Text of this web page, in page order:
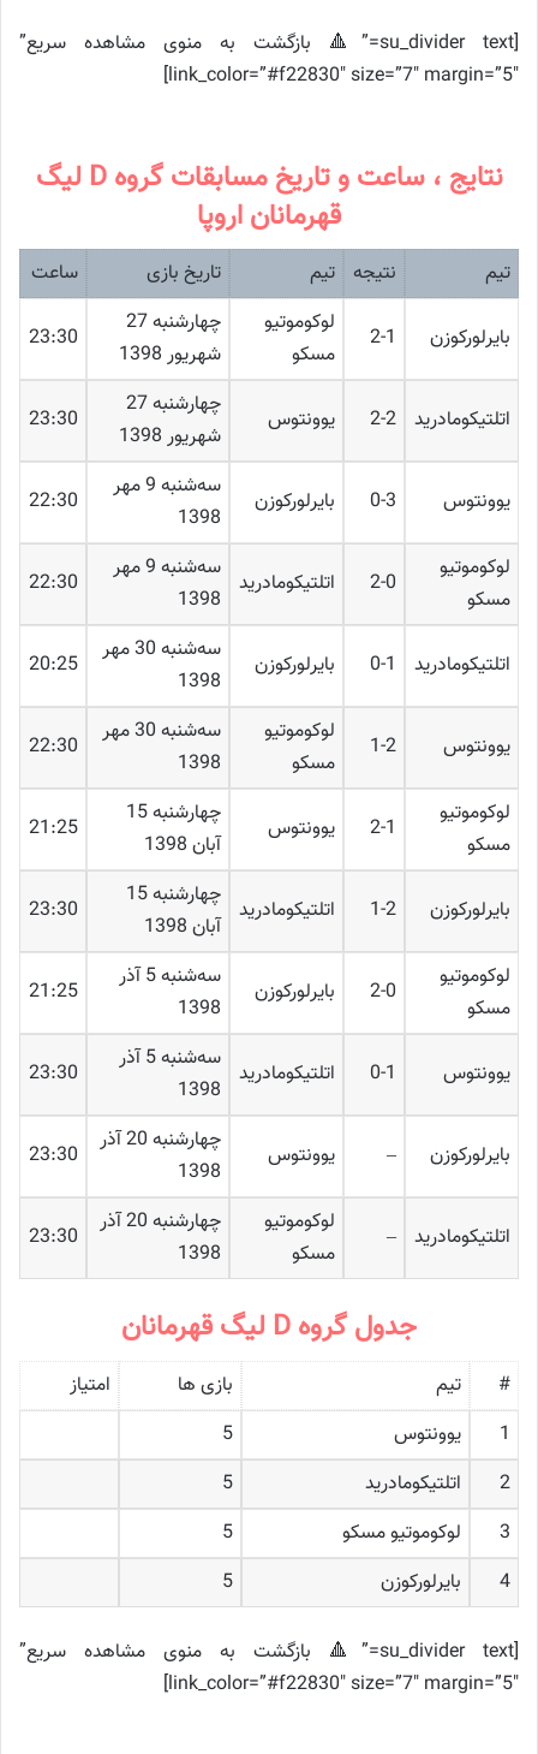
[su_divider text=”🔺 بازگشت به منوی مشاهده سریع”
link_color=”#f22830″ size=”7″ margin=”5″]
نتایج ، ساعت و تاریخ مسابقات گروه D لیگ
قهرمانان اروپا
تیم نتیجه تیم تاریخ بازی ساعت
بایرلورکوزن 2-1
لوکوموتیو
مسکو
چهارشنبه 27
شهریور 1398
23:30
اتلتیکومادرید 2-2 یوونتوس
چهارشنبه 27
شهریور 1398
23:30
یوونتوس 0-3 بایرلورکوزن
ﺳﻪشنبه 9 مهر
1398
22:30
لوکوموتیو
مسکو
2-0 اتلتیکومادرید
ﺳﻪشنبه 9 مهر
1398
22:30
اتلتیکومادرید 0-1 بایرلورکوزن
ﺳﻪشنبه 30 مهر
1398
20:25
یوونتوس 1-2
لوکوموتیو
مسکو
ﺳﻪشنبه 30 مهر
1398
22:30
لوکوموتیو
مسکو
2-1 یوونتوس
چهارشنبه 15
آبان 1398
21:25
بایرلورکوزن 1-2 اتلتیکومادرید
چهارشنبه 15
آبان 1398
23:30
لوکوموتیو
مسکو
2-0 بایرلورکوزن
ﺳﻪشنبه 5 آذر
1398
21:25
یوونتوس 0-1 اتلتیکومادرید
ﺳﻪشنبه 5 آذر
1398
23:30
بایرلورکوزن – یوونتوس
چهارشنبه 20 آذر
1398
23:30
اتلتیکومادرید –
لوکوموتیو
مسکو
چهارشنبه 20 آذر
1398
23:30
جدول گروه D لیگ قهرمانان
# تیم بازی ها
امتیاز
1
یوونتوس
5
2
اتلتیکومادرید
5
3
لوکوموتیو مسکو
5
4
بایرلورکوزن 5
[su_divider text=”🔺 بازگشت به منوی مشاهده سریع”
link_color=”#f22830″ size=”7″ margin=”5″]